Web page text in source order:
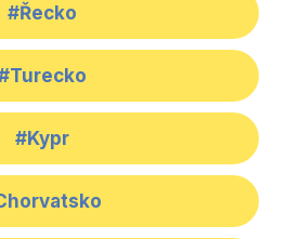
#Řecko
#Kypr